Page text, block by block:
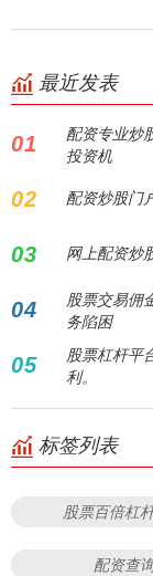
最近发表
01
配资专业炒
投资机
02 配资炒股门
03 网上配资炒
04
股票交易佣
务陷困
05
股票杠杆平
利。
标签列表
股票百倍杠
配资查